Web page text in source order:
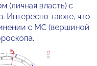
(личная власть) с
Интересно также, что
с МС (вершиной